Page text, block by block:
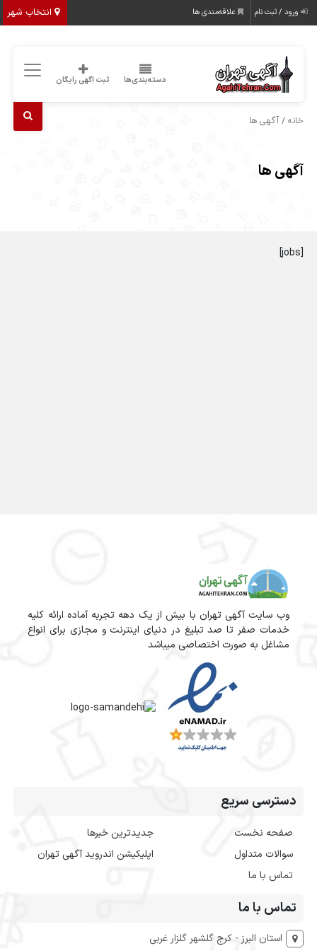
انتخاب شهر ورود / ثبت نام علاقه‌مندی ها
دسته‌بندی‌ها ثبت اگهی رایگان
خانه / آگهی ها
آگهی ها
[jobs]
وب سایت آگهی تهران با بیش از یک دهه تجربه آماده ارائه کلیه
خدمات صفر تا صد تبلیغ در دنیای اینترنت و مجازی برای انواع
مشاغل به صورت اختصاصی میباشد
دسترسی سریع
صفحه نخست
سوالات متداول
تماس با ما
جدیدترین خبرها
اپلیکیشن اندروید آگهی تهران
تماس با ما
استان البرز - کرج گلشهر گلزار غربی